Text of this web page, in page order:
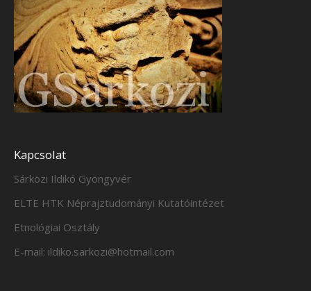
Kapcsolat
Sárközi Ildikó Gyöngyvér
ELTE HTK Néprajztudományi Kutatóintézet
Etnológiai Osztály
E-mail: ildiko.sarkozi@hotmail.com